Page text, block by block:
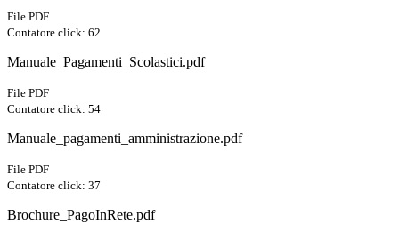
File PDF
Contatore click: 62
Manuale_Pagamenti_Scolastici.pdf
File PDF
Contatore click: 54
Manuale_pagamenti_amministrazione.pdf
File PDF
Contatore click: 37
Brochure_PagoInRete.pdf